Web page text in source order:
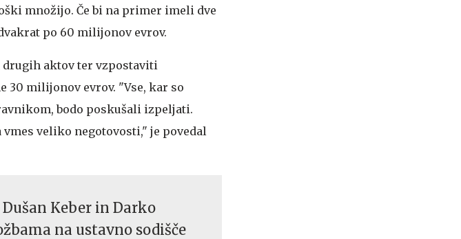
množijo. Če bi na primer imeli dve
po 60 milijonov evrov.
aktov ter vzpostaviti
30 milijonov evrov. "Vse, kar so
bodo poskušali izpeljati.
veliko negotovosti," je povedal
Keber in Darko
na ustavno sodišče